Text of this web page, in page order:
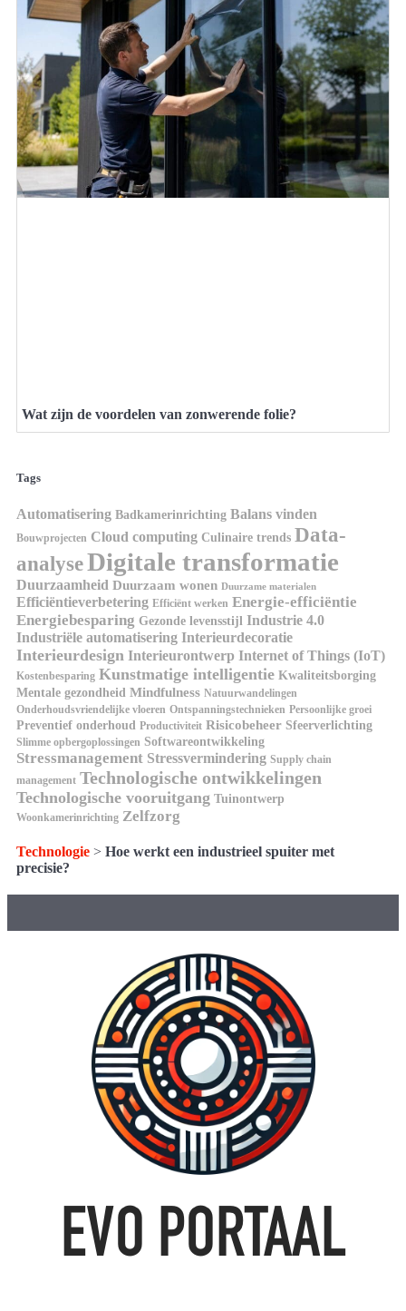
Wat zijn de voordelen van zonwerende folie?
Tags
Automatisering Badkamerinrichting Balans vinden
Bouwprojecten Cloud computing Culinaire trends Data-
analyseDigitale transformatie
Duurzaamheid Duurzaam wonen Duurzame materialen
Efficiëntieverbetering Efficiënt werken Energie-efficiëntie
Energiebesparing Gezonde levensstijl Industrie 4.0
Industriële automatisering Interieurdecoratie
Interieurdesign Interieurontwerp Internet of Things (IoT)
Kostenbesparing Kunstmatige intelligentie Kwaliteitsborging
Mentale gezondheid Mindfulness Natuurwandelingen
Onderhoudsvriendelijke vloeren Ontspanningstechnieken Persoonlijke groei
Preventief onderhoud Productiviteit Risicobeheer Sfeerverlichting
Slimme opbergoplossingen Softwareontwikkeling
Stressmanagement Stressvermindering Supply chain
management Technologische ontwikkelingen
Technologische vooruitgang Tuinontwerp
Woonkamerinrichting Zelfzorg
Technologie > Hoe werkt een industrieel spuiter met
precisie?